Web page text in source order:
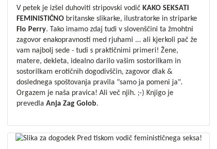
V petek je izšel duhoviti stripovski vodič KAKO SEKSATI
FEMINISTIČNObritanske slikarke, ilustratorke in striparke
Flo Perry. Tako imamo zdaj tudi v slovenščini ta žmohtni
zagovor enakopravnosti med rjuhami ... ali kjerkoli pač že
vam najbolj sede - tudi s praktičnimi primeri! Žene,
matere, dekleta, idealno darilo vašim sostorilkam in
sostorilkam erotičnih dogodivščin, zagovor dlak &
doslednega spoštovanja pravila "samo ja pomeni ja".
Orgazem je naša pravica! Ali več njih. ;-) Knjigo je
prevedla Anja Zag Golob.